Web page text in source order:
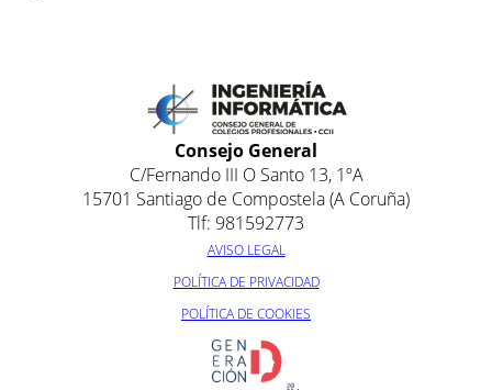
Consejo General
C/Fernando III O Santo 13, 1ºA
15701 Santiago de Compostela (A Coruña)
Tlf: 981592773
AVISO LEGAL
POLÍTICA DE PRIVACIDAD
POLÍTICA DE COOKIES